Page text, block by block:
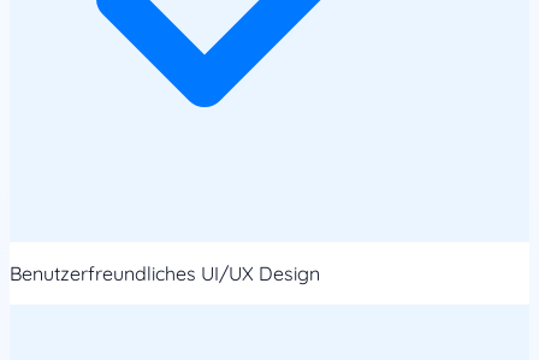
Benutzerfreundliches UI/UX Design